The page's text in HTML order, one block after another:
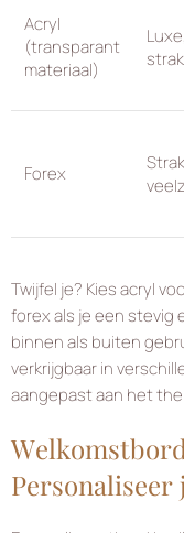
Acryl
(transparant
materiaal)
strak
Forex
Twijfel je? Kies acryl
forex als je een stevig
binnen als buiten
verkrijgbaar in
aangepast aan het
Personaliseer